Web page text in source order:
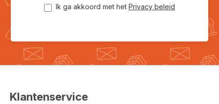
Ik ga akkoord met het Privacy beleid
Klantenservice